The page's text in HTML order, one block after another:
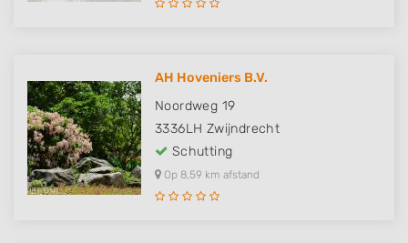
AH Hoveniers B.V.
Noordweg 19
3336LH Zwijndrecht
Schutting
Op 8,59 km afstand